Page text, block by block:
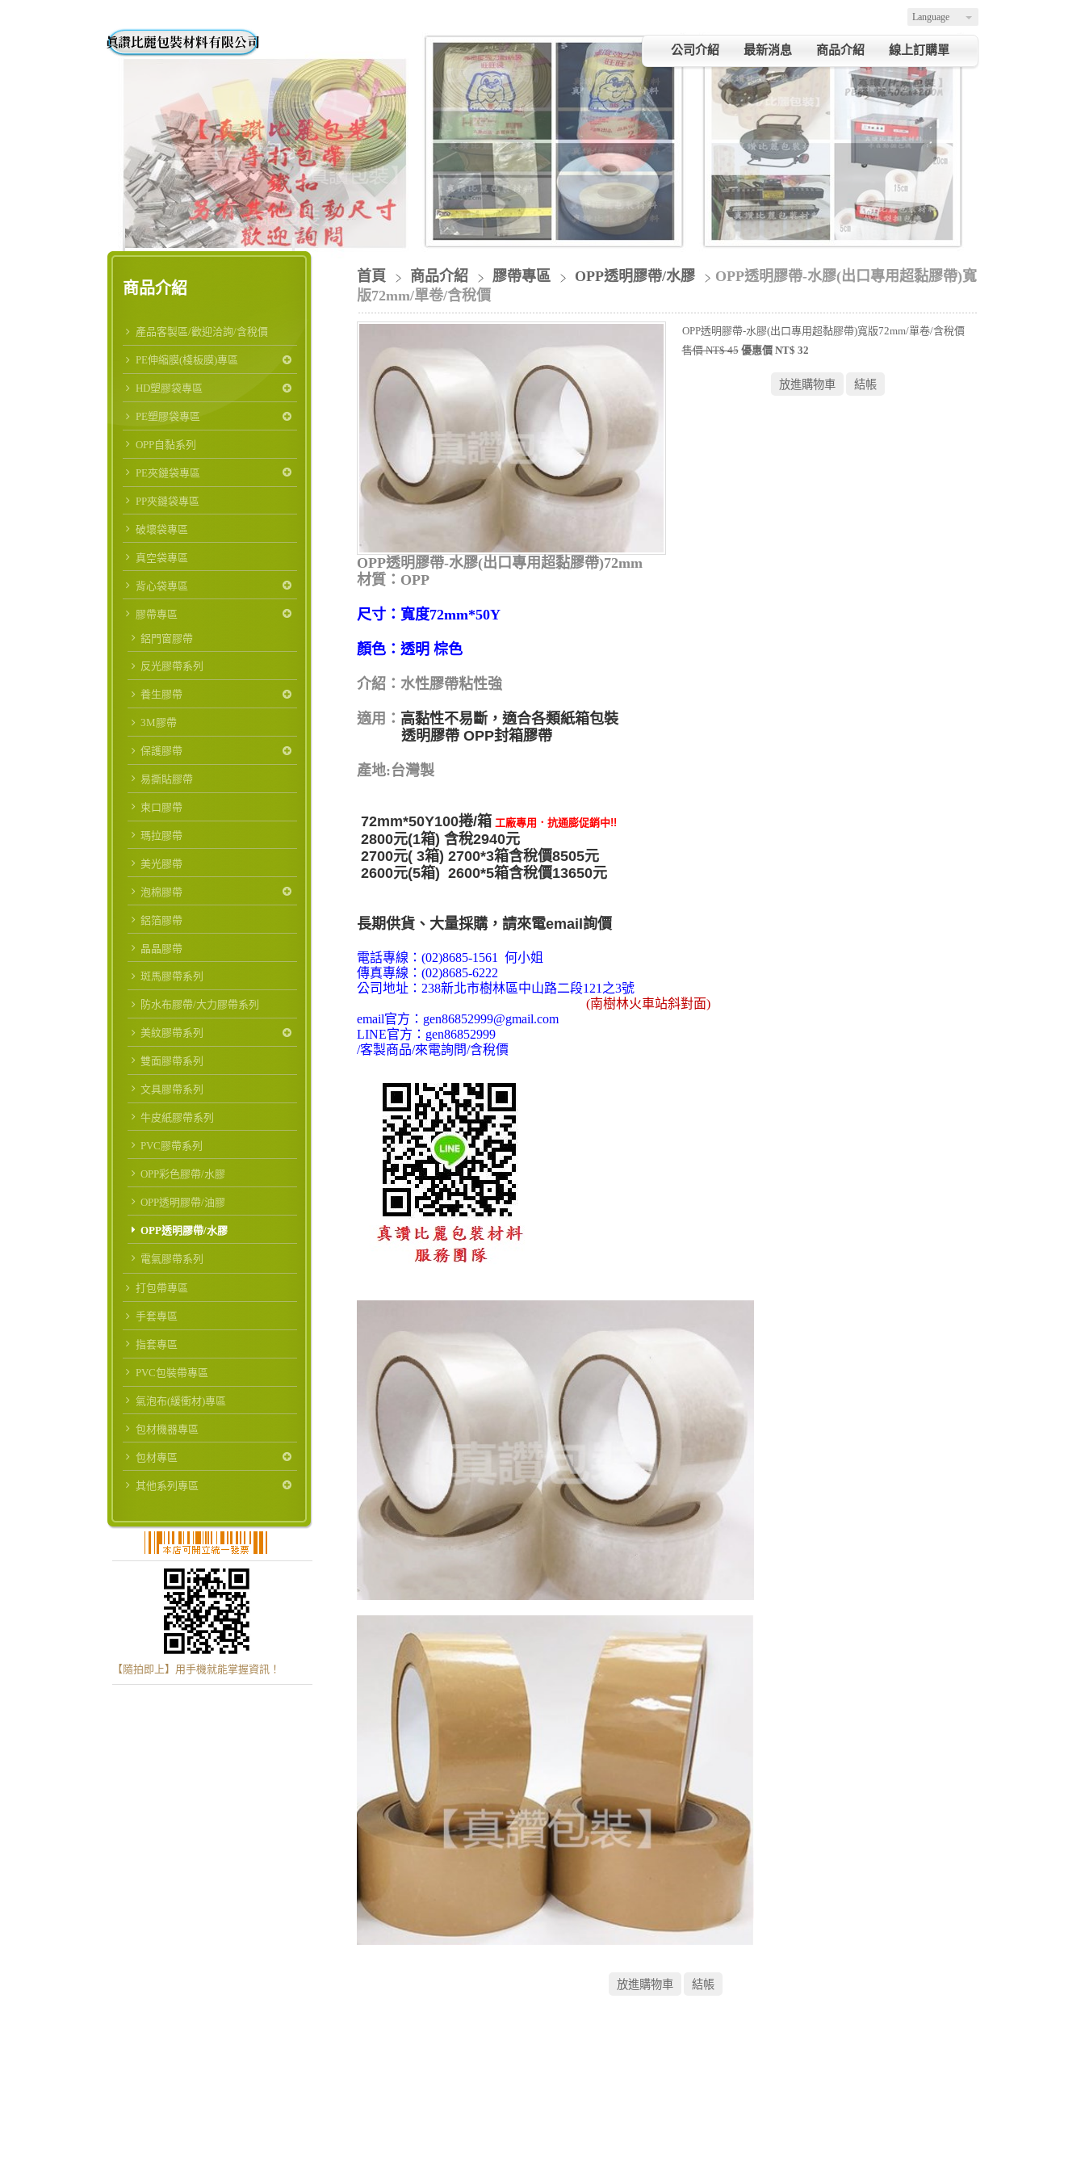
Language
公司介紹 最新消息 商品介紹 線上訂購單
商品介紹
產品客製區/歡迎洽詢/含稅價
PE伸縮膜(棧板膜)專區
HD塑膠袋專區
PE塑膠袋專區
OPP自黏系列
PE夾鏈袋專區
PP夾鏈袋專區
破壞袋專區
真空袋專區
背心袋專區
膠帶專區
鋁門窗膠帶
反光膠帶系列
養生膠帶
3M膠帶
保護膠帶
易撕貼膠帶
束口膠帶
瑪拉膠帶
美光膠帶
泡棉膠帶
鋁箔膠帶
晶晶膠帶
斑馬膠帶系列
防水布膠帶/大力膠帶系列
美紋膠帶系列
雙面膠帶系列
文具膠帶系列
牛皮紙膠帶系列
PVC膠帶系列
OPP彩色膠帶/水膠
OPP透明膠帶/油膠
OPP透明膠帶/水膠
電氣膠帶系列
打包帶專區
手套專區
指套專區
PVC包裝帶專區
氣泡布(緩衝材)專區
包材機器專區
包材專區
其他系列專區
【隨拍即上】用手機就能掌握資訊！
首頁 商品介紹 膠帶專區 OPP透明膠帶/水膠
OPP透明膠帶-水膠(出口專用超黏膠帶)寬
版72mm/單卷/含稅價
OPP透明膠帶-水膠(出口專用超黏膠帶)寬版72mm/單卷/含稅價
售價 NT$ 45 優惠價 NT$ 32
OPP透明膠帶-水膠(出口專用超黏膠帶)72mm
材質：OPP
尺寸：寬度72mm*50Y
顏色：透明 棕色
介紹：水性膠帶粘性強
適用： 高黏性不易斷，適合各類紙箱包裝
透明膠帶 OPP封箱膠帶
產地:台灣製
72mm*50Y100捲/箱 工廠專用．抗通膨促銷中!!
2800元(1箱) 含稅2940元
2700元( 3箱) 2700*3箱含稅價8505元
2600元(5箱) 2600*5箱含稅價13650元
長期供貨、大量採購，請來電email詢價
電話專線： (02)8685-1561 何小姐
傳真專線： (02)8685-6222
公司地址： 238新北市樹林區中山路二段121 之3號
(南樹林火車站斜對面)
email官方： gen86852999@gmail.com
LINE官方： gen86852999
/客製商品/來電詢問/含稅價